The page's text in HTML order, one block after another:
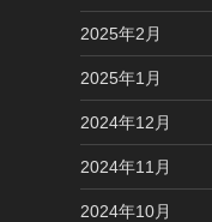
2025年2月
2025年1月
2024年12月
2024年11月
2024年10月